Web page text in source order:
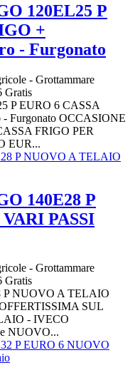
120EL25 P
+
- Furgonato
- Grottammare
Gratis
P EURO 6 CASSA
Furgonato OCCASIONE
FRIGO PER
EUR...
140E28 P
PASSI
- Grottammare
Gratis
P NUOVO A TELAIO
SUL
- IVECO
NUOVO...